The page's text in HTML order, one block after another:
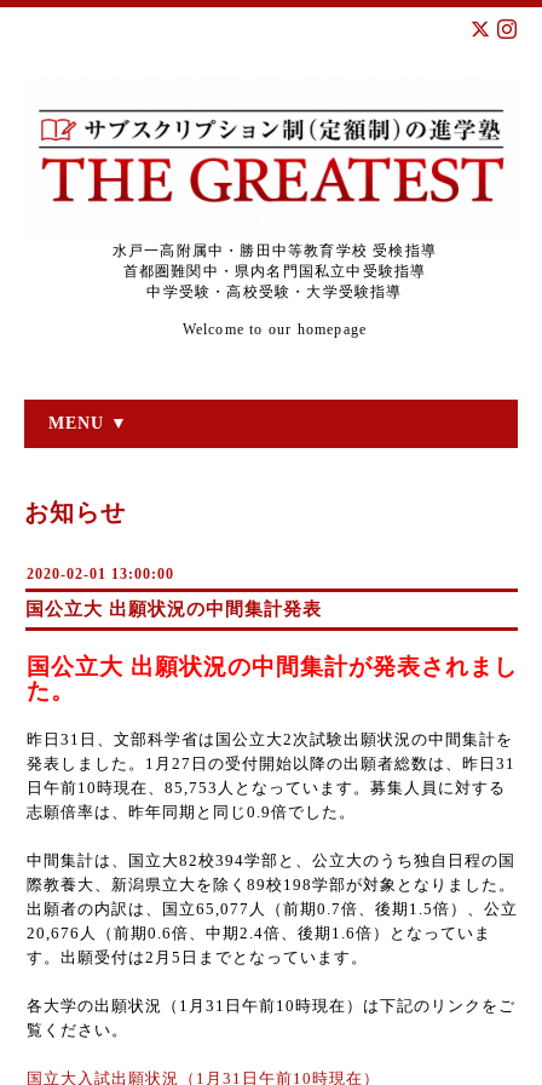
水戸一高附属中・勝田中等教育学校 受検指導
首都圏難関中・県内名門国私立中受験指導
中学受験・高校受験・大学受験指導
Welcome to our homepage
MENU ▼
お知らせ
2020-02-01 13:00:00
国公立大 出願状況の中間集計発表
国公立大 出願状況の中間集計が発表されまし
た。
昨日31日、文部科学省は国公立大2次試験出願状況の中間集計を
発表しました。1月27日の受付開始以降の出願者総数は、昨日31
日午前10時現在、85,753人となっています。募集人員に対する
志願倍率は、昨年同期と同じ0.9倍でした。
中間集計は、国立大82校394学部と、公立大のうち独自日程の国
際教養大、新潟県立大を除く89校198学部が対象となりました。
出願者の内訳は、国立65,077人（前期0.7倍、後期1.5倍）、公立
20,676人（前期0.6倍、中期2.4倍、後期1.6倍）となっていま
す。出願受付は2月5日までとなっています。
各大学の出願状況（1月31日午前10時現在）は下記のリンクをご
覧ください。
国立大入試出願状況（1月31日午前10時現在）